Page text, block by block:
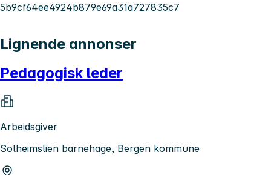
5b9cf64ee4924b879e69a31a727835c7
Lignende annonser
Pedagogisk leder
Arbeidsgiver
Solheimslien barnehage, Bergen kommune